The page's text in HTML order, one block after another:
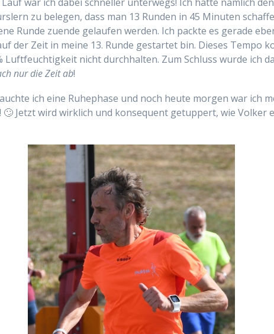
zu belegen, dass man 13 Runden in 45 Minuten
Runde zuende gelaufen werden. Ich packte es gerade
der Zeit in meine 13. Runde gestartet bin. Dieses Tempo
Luftfeuchtigkeit nicht durchhalten. Zum Schluss wurde ich
nur die Zeit ab!
ich eine Ruhephase und noch heute morgen war ich
🙄 Jetzt wird wirklich und konsequent getuppert, wie Volker